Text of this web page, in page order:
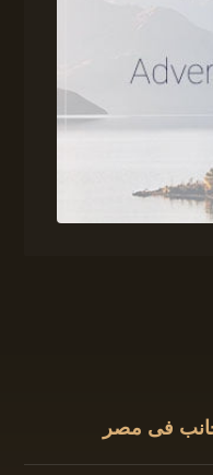
فى مصر